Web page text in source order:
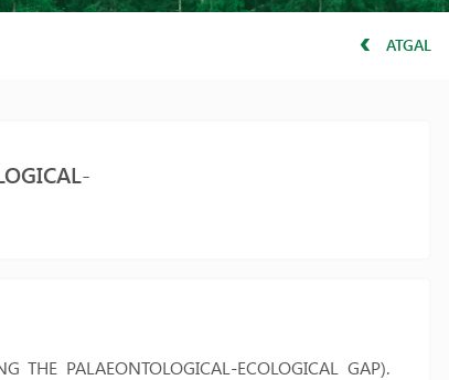
ATGAL
PALAEONTOLOGICAL-ECOLOGICAL GAP).